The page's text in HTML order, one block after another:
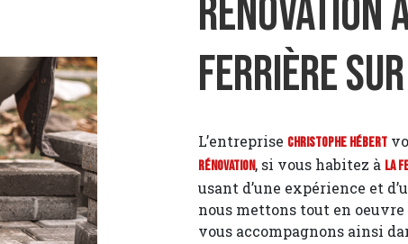
Rénovation
Ferrière
L’entreprise Christophe Hébert
Rénovation, si vous habitez à La
usant d’une expérience et
nous mettons tout en
vous accompagnons ainsi